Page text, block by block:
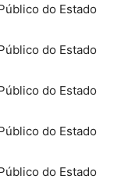
do Estado
do Estado
do Estado
do Estado
do Estado